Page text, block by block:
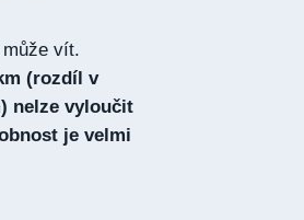
vít.
(rozdíl v
nelze vyloučit
je velmi